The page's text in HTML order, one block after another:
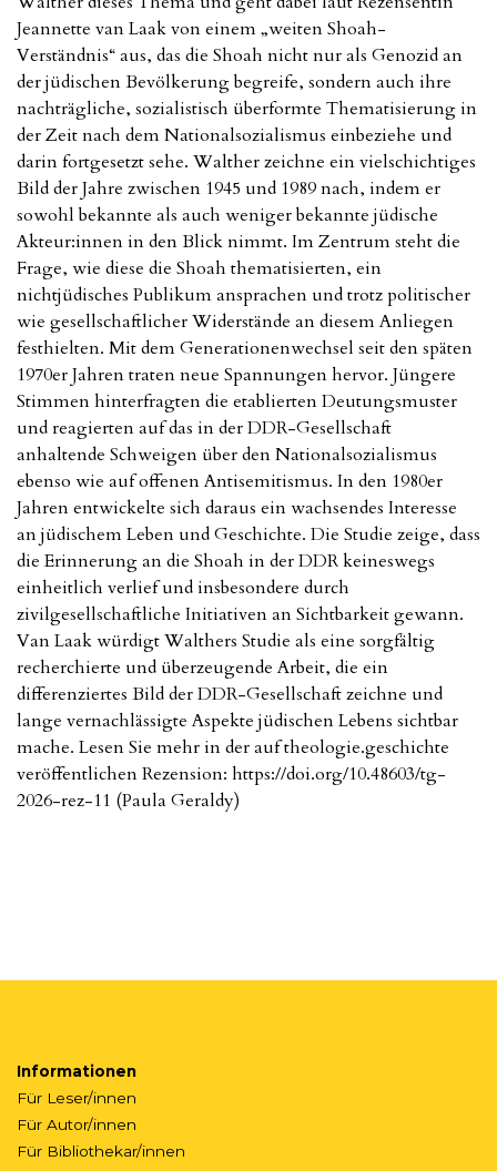
Jeannette van Laak von einem „weiten Shoah-
Verständnis“ aus, das die Shoah nicht nur als Genozid an
der jüdischen Bevölkerung begreife, sondern auch ihre
nachträgliche, sozialistisch überformte Thematisierung in
der Zeit nach dem Nationalsozialismus einbeziehe und
darin fortgesetzt sehe. Walther zeichne ein vielschichtiges
Bild der Jahre zwischen 1945 und 1989 nach, indem er
sowohl bekannte als auch weniger bekannte jüdische
Akteur:innen in den Blick nimmt. Im Zentrum steht die
Frage, wie diese die Shoah thematisierten, ein
nichtjüdisches Publikum ansprachen und trotz politischer
wie gesellschaftlicher Widerstände an diesem Anliegen
festhielten. Mit dem Generationenwechsel seit den späten
1970er Jahren traten neue Spannungen hervor. Jüngere
Stimmen hinterfragten die etablierten Deutungsmuster
und reagierten auf das in der DDR-Gesellschaft
anhaltende Schweigen über den Nationalsozialismus
ebenso wie auf offenen Antisemitismus. In den 1980er
Jahren entwickelte sich daraus ein wachsendes Interesse
an jüdischem Leben und Geschichte. Die Studie zeige, dass
die Erinnerung an die Shoah in der DDR keineswegs
einheitlich verlief und insbesondere durch
zivilgesellschaftliche Initiativen an Sichtbarkeit gewann.
Van Laak würdigt Walthers Studie als eine sorgfältig
recherchierte und überzeugende Arbeit, die ein
differenziertes Bild der DDR-Gesellschaft zeichne und
lange vernachlässigte Aspekte jüdischen Lebens sichtbar
mache. Lesen Sie mehr in der auf theologie.geschichte
veröffentlichen Rezension: https://doi.org/10.48603/tg-
2026-rez-11 (Paula Geraldy)
Informationen
Für Leser/innen
Für Autor/innen
Für Bibliothekar/innen